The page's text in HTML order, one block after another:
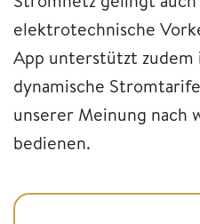
elektrotechnische
App unterstützt zudem
dynamische
unserer Meinung nach
bedienen.